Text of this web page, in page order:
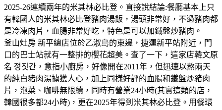
2025-26連續兩年的米其林必比登。直接說結論:餐廳基本上只
有韓國人的米其林必比登豬肉湯飯，湯頭非常好，不過豬肉都
是冷凍肉片，血腸非常好吃，特色是可以加鐵盤炒豬肉。
釜山灶房 新平總店位於乙淑島的東邊，捷運新平站附近，門
口的巴士站就有一整排的櫻花超美。查了一下，這家店韓文原
名 정짓간，意指小廚房，好像開在2011年，但迅速以熬兩天
的純白豬肉湯擄獲人心，加上同樣好評的血腸和鐵盤炒豬肉
片，泡菜、咖啡無限續，同時有營業24小時(其實這類的店，
韓國很多都24小時)，更在2025年得到米其林必比登。用餐環